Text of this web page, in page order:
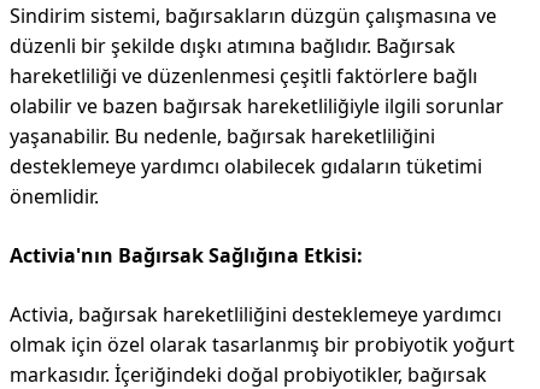
Sindirim sistemi, bağırsakların düzgün çalışmasına ve
düzenli bir şekilde dışkı atımına bağlıdır. Bağırsak
hareketliliği ve düzenlenmesi çeşitli faktörlere bağlı
olabilir ve bazen bağırsak hareketliliğiyle ilgili sorunlar
yaşanabilir. Bu nedenle, bağırsak hareketliliğini
desteklemeye yardımcı olabilecek gıdaların tüketimi
önemlidir.
Activia'nın Bağırsak Sağlığına Etkisi:
Activia, bağırsak hareketliliğini desteklemeye yardımcı
olmak için özel olarak tasarlanmış bir probiyotik yoğurt
markasıdır. İçeriğindeki doğal probiyotikler, bağırsak